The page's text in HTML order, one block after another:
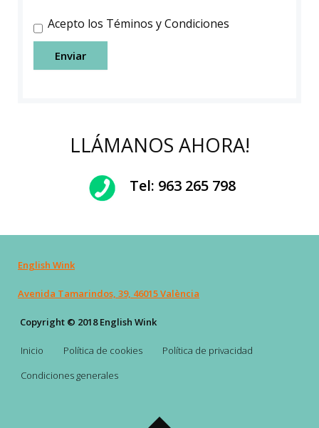
Acepto los Téminos y Condiciones
Enviar
LLÁMANOS AHORA!
Tel: 963 265 798
English Wink
Avenida Tamarindos, 39, 46015 València
Copyright © 2018 English Wink
Inicio Política de cookies
Política de privacidad
Condiciones generales